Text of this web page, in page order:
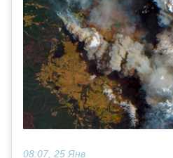
08:07, 25 Янв